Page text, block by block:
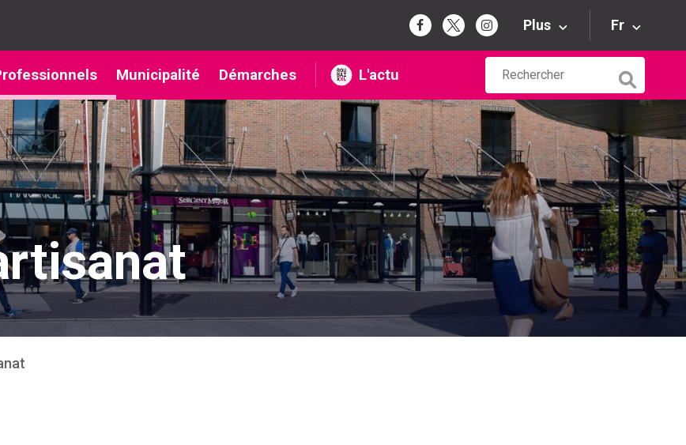
Plus Fr
Municipalité Démarches L'actu